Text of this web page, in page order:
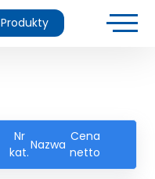
Produkty
Nr
kat.
Nazwa
Cena
netto